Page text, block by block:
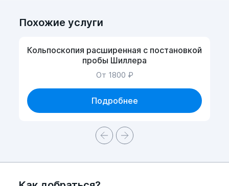
Похожие услуги
Кольпоскопия расширенная с постановкой
пробы Шиллера
От 1800 ₽
Подробнее